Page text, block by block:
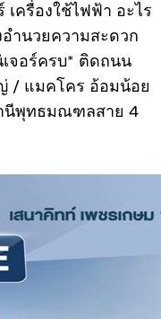
เครื่องใช้ไฟฟ้า อะไร
ำนวยความสะดวก
เจอร์ครบ* ติดถนน
/ แมคโคร อ้อมน้อย
นีพุทธมณฑลสาย 4